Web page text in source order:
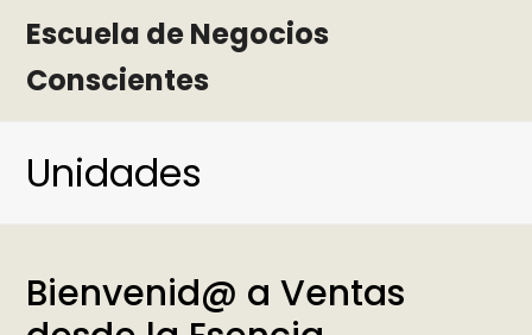
Escuela de Negocios
Conscientes
Unidades
Bienvenid@ a Ventas